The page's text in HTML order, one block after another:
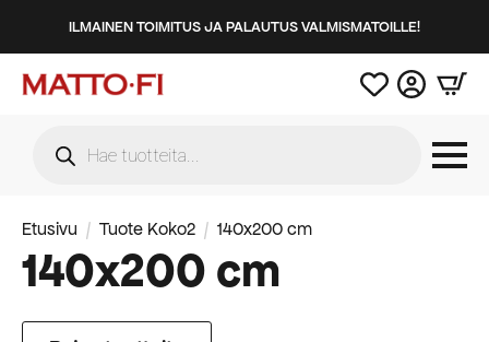
ILMAINEN TOIMITUS JA PALAUTUS VALMISMATOILLE!
search
Etusivu Tuote Koko2 140x200 cm
140x200 cm